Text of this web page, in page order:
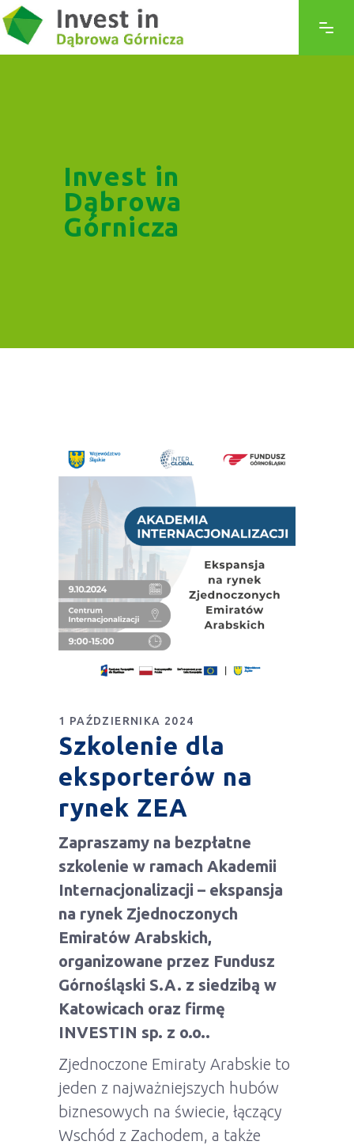
Invest in
Dąbrowa
Górnicza
1 PAŹDZIERNIKA 2024
Szkolenie dla
eksporterów na
rynek ZEA
Zapraszamy na bezpłatne
szkolenie w ramach Akademii
Internacjonalizacji – ekspansja
na rynek Zjednoczonych
Emiratów Arabskich,
organizowane przez Fundusz
Górnośląski S.A. z siedzibą w
Katowicach oraz firmę
INVESTIN sp. z o.o..
Zjednoczone Emiraty Arabskie to
jeden z najważniejszych hubów
biznesowych na świecie, łączący
Wschód z Zachodem, a także